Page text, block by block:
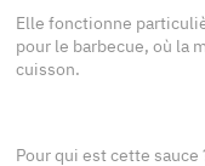
Elle fonctionne
pour le barbecue, où la
cuisson.
Pour qui est cette sauce